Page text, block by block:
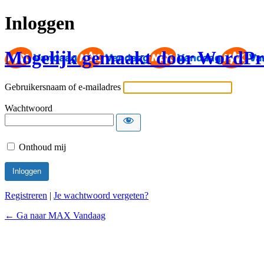
Inloggen
Mogelijk gemaakt door
Gebruikersnaam of e-mailadres
Wachtwoord
Onthoud mij
Registreren | Je wachtwoord vergeten?
← Ga naar MAX Vandaag